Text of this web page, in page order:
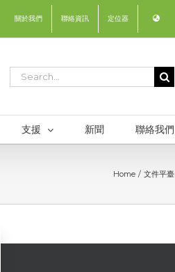
關於我們 聯絡資訊 定位器
Search
支援 新聞 聯絡我們
Home 文件平臺